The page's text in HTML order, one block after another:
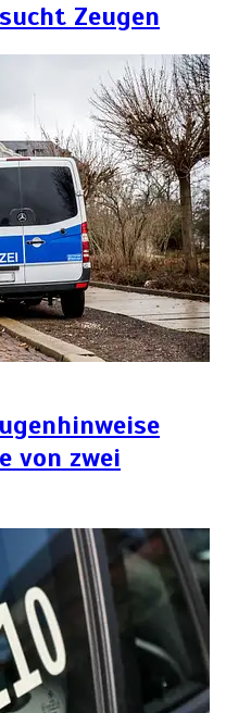
Zeugen
von zwei